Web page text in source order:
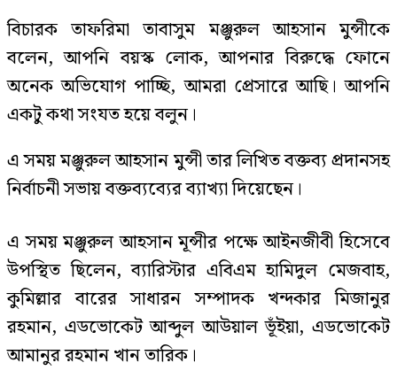
বিচারক তাফরিমা তাবাসুম মঞ্জুরুল আহসান মুন্সীকে
বলেন, আপনি বয়স্ক লোক, আপনার বিরুদ্ধে ফোনে
অনেক অভিযোগ পাচ্ছি, আমরা প্রেসারে আছি। আপনি
একটু কথা সংযত হয়ে বলুন।
এ সময় মঞ্জুরুল আহসান মুন্সী তার লিখিত বক্তব্য প্রদানসহ
নির্বাচনী সভায় বক্তব্যব্যের ব্যাখ্যা দিয়েছেন।
এ সময় মঞ্জুরুল আহসান মূন্সীর পক্ষে আইনজীবী হিসেবে
উপস্থিত ছিলেন, ব্যারিস্টার এবিএম হামিদুল মেজবাহ,
কুমিল্লার বারের সাধারন সম্পাদক খন্দকার মিজানুর
রহমান, এডভোকেট আব্দুল আউয়াল ভূঁইয়া, এডভোকেট
আমানুর রহমান খান তারিক।